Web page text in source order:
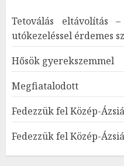
Tetoválás eltávolítás
utókezeléssel érdemes
Hősök gyerekszemmel
Megfiatalodott
Fedezzük fel Közép-
Fedezzük fel Közép-